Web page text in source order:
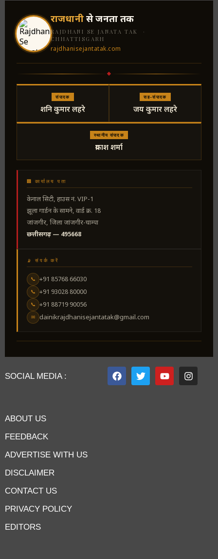
राजधानीसे जनता तक
RAJDHANI SE JANATA TAK ·
CHHATTISGARH
rajdhanisejantatak.com
संपादक
शनि कुमार लहरे
सह-संपादक
जय कुमार लहरे
स्थानीय संपादक
प्रकाश शर्मा
🏢 कार्यालय पता
केनाल सिटी, हाउस नं. VIP-1
झूला गार्डन के सामने, वार्ड क्र. 18
जांजगीर, जिला जांजगीर-चाम्पा
छत्तीसगढ़ — 495668
📡 संपर्क करें
📞 +91 85768 66030
📞 +91 93028 80000
📞 +91 88719 90056
✉ dainikrajdhanisejantatak@gmail.com
SOCIAL MEDIA :
ABOUT US
FEEDBACK
ADVERTISE WITH US
DISCLAIMER
CONTACT US
PRIVACY POLICY
EDITORS